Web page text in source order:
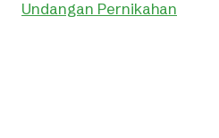
Undangan Pernikahan